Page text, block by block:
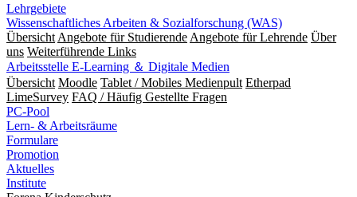
Lehrgebiete
Wissenschaftliches Arbeiten & Sozialforschung (WAS)
Übersicht Angebote für Studierende Angebote für Lehrende Über
uns Weiterführende Links
Arbeitsstelle E-Learning ＆ Digitale Medien
Übersicht Moodle Tablet / Mobiles Medienpult Etherpad
LimeSurvey FAQ / Häufig Gestellte Fragen
PC-Pool
Lern- & Arbeitsräume
Formulare
Promotion
Aktuelles
Institute